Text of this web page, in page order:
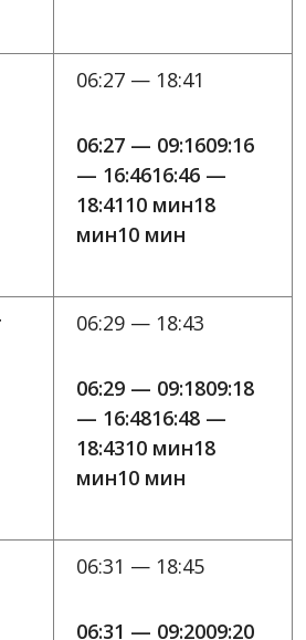
06:27 — 18:41
06:27 — 09:1609:16
— 16:4616:46 —
18:4110 мин18
мин10 мин
06:29 — 18:43
06:29 — 09:1809:18
— 16:4816:48 —
18:4310 мин18
мин10 мин
06:31 — 18:45
06:31 — 09:2009:20